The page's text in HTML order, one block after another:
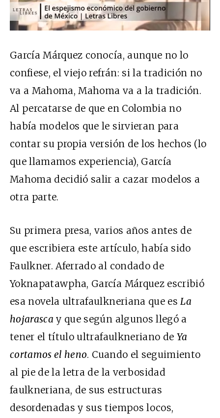
García Márquez conocía, aunque no lo
confiese, el viejo refrán: si la tradición no
va a Mahoma, Mahoma va a la tradición.
Al percatarse de que en Colombia no
había modelos que le sirvieran para
contar su propia versión de los hechos (lo
que llamamos experiencia), García
Mahoma decidió salir a cazar modelos a
otra parte.
Su primera presa, varios años antes de
que escribiera este artículo, había sido
Faulkner. Aferrado al condado de
Yoknapatawpha, García Márquez escribió
esa novela ultrafaulkneriana que esLa
hojarasca y que según algunos llegó a
tener el título ultrafaulkneriano de Ya
cortamos el heno. Cuando el seguimiento
al pie de la letra de la verbosidad
faulkneriana, de sus estructuras
desordenadas y sus tiempos locos,